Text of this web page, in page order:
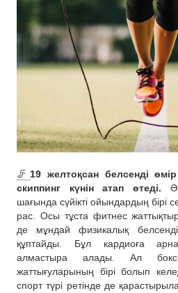
🦵 19 желтоқсан белсенді
скиппинг күнін атап өтеді.
шағында сүйікті ойындардың бірі
рас. Осы тұста фитнес
де мұндай физикалық
құптайды. Бұл кардиоға
алмастыра алады. Ал
жаттығуларының бірі болып
спорт түрі ретінде де